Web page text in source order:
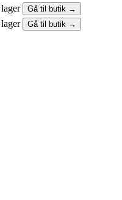
Gå til butik →
Gå til butik →